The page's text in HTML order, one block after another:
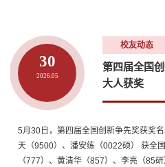
落幕。正如爆料人所言，「科研的中心
手握顶级算力的...
30
2026.05
校友动态
第四届全国
大人获奖
5月30日，第四届全国创新争先奖获奖
天（9500）、潘安练（0022硕） 获全
（777）、黄清华（857）、李亮（85